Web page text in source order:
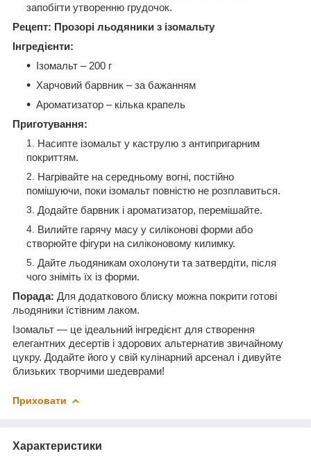
запобігти утворенню грудочок.
Рецепт: Прозорі льодяники з ізомальту
Інгредієнти:
Ізомальт – 200 г
Харчовий барвник – за бажанням
Ароматизатор – кілька крапель
Приготування:
Насипте ізомальт у каструлю з антипригарним
покриттям.
Нагрівайте на середньому вогні, постійно
помішуючи, поки ізомальт повністю не розплавиться.
Додайте барвник і ароматизатор, перемішайте.
Вилийте гарячу масу у силіконові форми або
створюйте фігури на силіконовому килимку.
Дайте льодяникам охолонути та затвердіти, після
чого зніміть їх із форми.
Порада: Для додаткового блиску можна покрити готові
льодяники їстівним лаком.
Ізомальт — це ідеальний інгредієнт для створення
елегантних десертів і здорових альтернатив звичайному
цукру. Додайте його у свій кулінарний арсенал і дивуйте
близьких творчими шедеврами!
Приховати
Характеристики